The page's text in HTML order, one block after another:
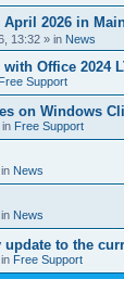
April 2026 in
13:32 » in News
Office 2024
Free Support
on Windows
in Free Support
News
News
update to the
Free Support